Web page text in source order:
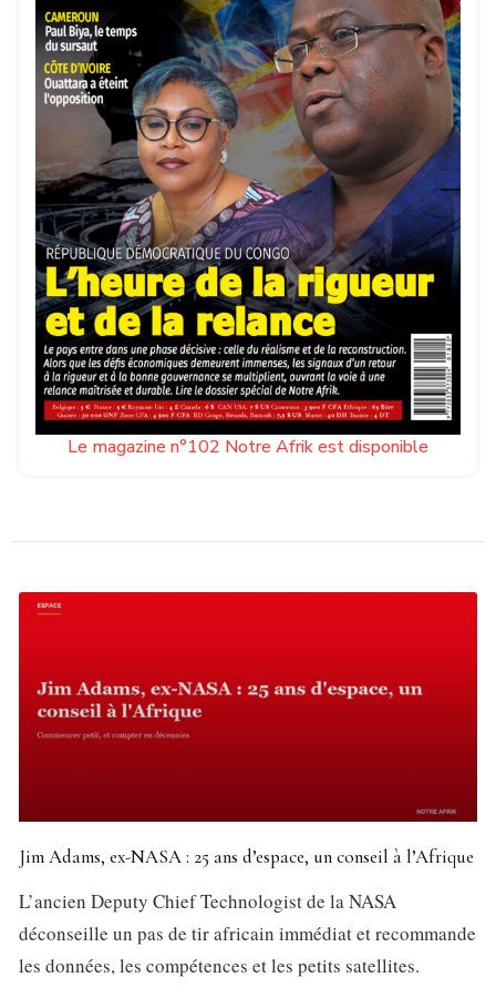
Le magazine n°102 Notre Afrik est disponible
Jim Adams, ex-NASA : 25 ans d’espace, un conseil à l’Afrique
L’ancien Deputy Chief Technologist de la NASA
déconseille un pas de tir africain immédiat et recommande
les données, les compétences et les petits satellites.